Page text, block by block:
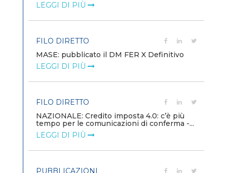
LEGGI DI PIÙ
FILO DIRETTO
MASE: pubblicato il DM FER X Definitivo
LEGGI DI PIÙ
FILO DIRETTO
NAZIONALE: Credito imposta 4.0: c’è più
tempo per le comunicazioni di conferma -...
LEGGI DI PIÙ
PUBBLICAZIONI